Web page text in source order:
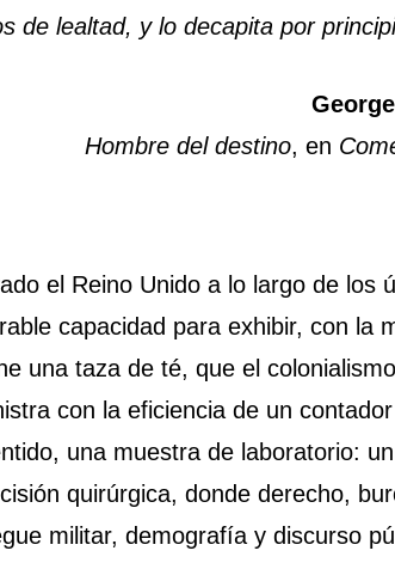
de lealtad, y lo decapita por
Hombre del destino, en
el Reino Unido a lo largo de los
capacidad para exhibir, con la
una taza de té, que el
con la eficiencia de un
una muestra de laboratorio:
quirúrgica, donde derecho,
militar, demografía y discurso